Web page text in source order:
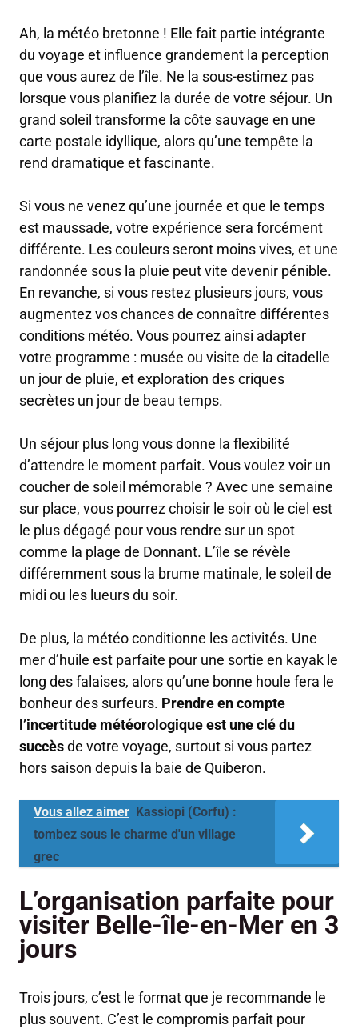
Ah, la météo bretonne ! Elle fait partie intégrante
du voyage et influence grandement la perception
que vous aurez de l’île. Ne la sous-estimez pas
lorsque vous planifiez la durée de votre séjour. Un
grand soleil transforme la côte sauvage en une
carte postale idyllique, alors qu’une tempête la
rend dramatique et fascinante.
Si vous ne venez qu’une journée et que le temps
est maussade, votre expérience sera forcément
différente. Les couleurs seront moins vives, et une
randonnée sous la pluie peut vite devenir pénible.
En revanche, si vous restez plusieurs jours, vous
augmentez vos chances de connaître différentes
conditions météo. Vous pourrez ainsi adapter
votre programme : musée ou visite de la citadelle
un jour de pluie, et exploration des criques
secrètes un jour de beau temps.
Un séjour plus long vous donne la flexibilité
d’attendre le moment parfait. Vous voulez voir un
coucher de soleil mémorable ? Avec une semaine
sur place, vous pourrez choisir le soir où le ciel est
le plus dégagé pour vous rendre sur un spot
comme la plage de Donnant. L’île se révèle
différemment sous la brume matinale, le soleil de
midi ou les lueurs du soir.
De plus, la météo conditionne les activités. Une
mer d’huile est parfaite pour une sortie en kayak le
long des falaises, alors qu’une bonne houle fera le
bonheur des surfeurs. Prendre en compte
l’incertitude météorologique est une clé du
succèsde votre voyage, surtout si vous partez
hors saison depuis la baie de Quiberon.
Vous allez aimer Kassiopi (Corfu) :
tombez sous le charme d'un village
grec
L’organisation parfaite pour
visiter Belle-île-en-Mer en 3
jours
Trois jours, c’est le format que je recommande le
plus souvent. C’est le compromis parfait pour